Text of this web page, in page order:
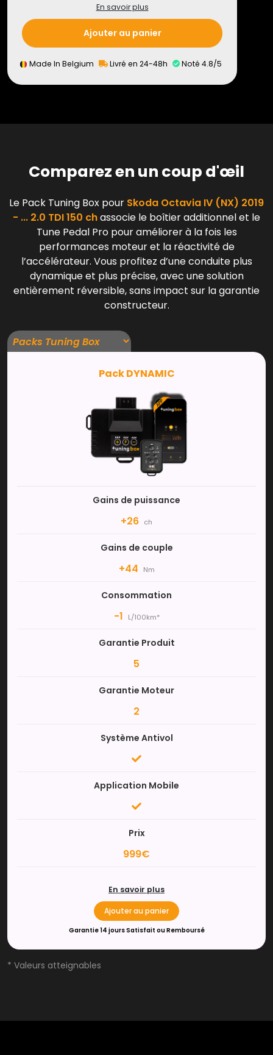
En savoir plus
Ajouter au panier
Made In Belgium Livré en 24-48h Noté 4.8/5
Comparez en un coup d'œil
Le Pack Tuning Box pour Skoda Octavia IV (NX) 2019
- ... 2.0 TDI 150 chassocie le boîtier additionnel et le
Tune Pedal Pro pour améliorer à la fois les
performances moteur et la réactivité de
l’accélérateur. Vous profitez d’une conduite plus
dynamique et plus précise, avec une solution
entièrement réversible, sans impact sur la garantie
constructeur.
Pack DYNAMIC
Gains de puissance
+26 ch
Gains de couple
+44 Nm
Consommation
-1 L/100km*
Garantie Produit
5
Garantie Moteur
2
Système Antivol
Application Mobile
Prix
999€
En savoir plus
Ajouter au panier
Garantie 14 jours Satisfait ou Remboursé
* Valeurs atteignables